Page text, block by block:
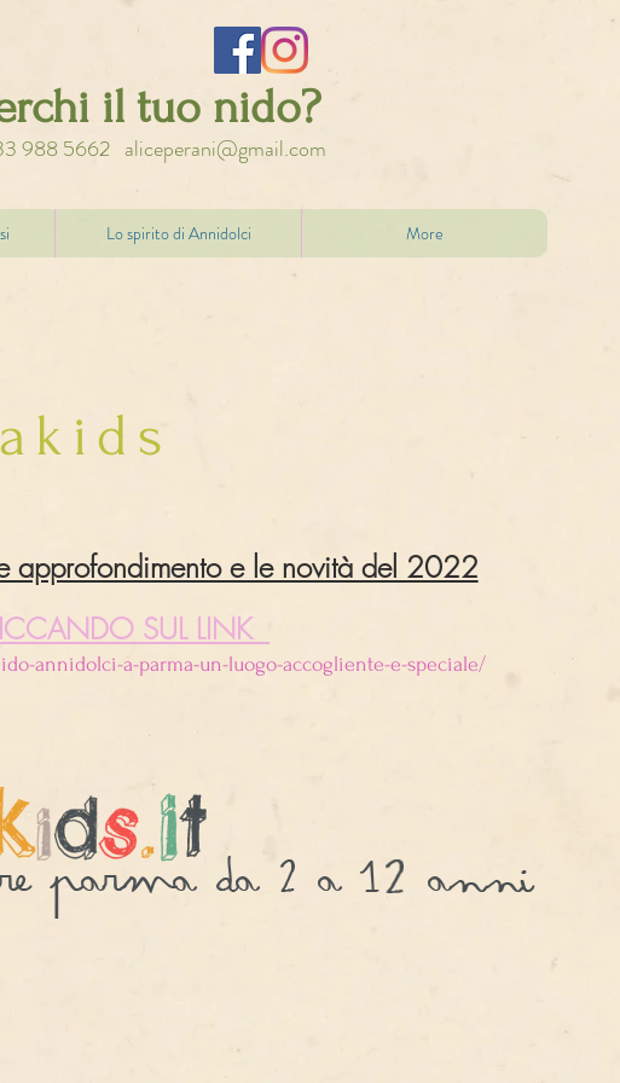
il tuo nido?
988 5662 aliceperani@gmail.com
approfondimento e le novità del 2022
SUL LINK
annidolci-a-parma-un-luogo-accogliente-e-speciale/
Lo spirito di Annidolci More